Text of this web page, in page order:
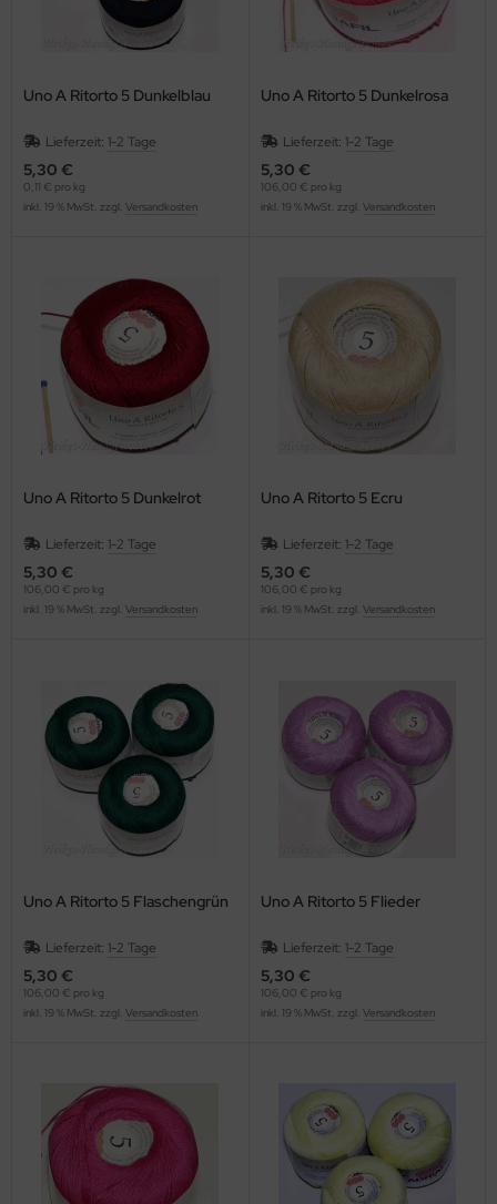
Uno A Ritorto 5 Dunkelblau
Lieferzeit: 1-2 Tage
5,30 €
0,11 € pro kg
inkl. 19 % MwSt. zzgl. Versandkosten
Uno A Ritorto 5 Dunkelrosa
Lieferzeit: 1-2 Tage
5,30 €
106,00 € pro kg
inkl. 19 % MwSt. zzgl. Versandkosten
Uno A Ritorto 5 Dunkelrot
Lieferzeit: 1-2 Tage
5,30 €
106,00 € pro kg
inkl. 19 % MwSt. zzgl. Versandkosten
Uno A Ritorto 5 Ecru
Lieferzeit: 1-2 Tage
5,30 €
106,00 € pro kg
inkl. 19 % MwSt. zzgl. Versandkosten
Uno A Ritorto 5 Flaschengrün
Lieferzeit: 1-2 Tage
5,30 €
106,00 € pro kg
inkl. 19 % MwSt. zzgl. Versandkosten
Uno A Ritorto 5 Flieder
Lieferzeit: 1-2 Tage
5,30 €
106,00 € pro kg
inkl. 19 % MwSt. zzgl. Versandkosten